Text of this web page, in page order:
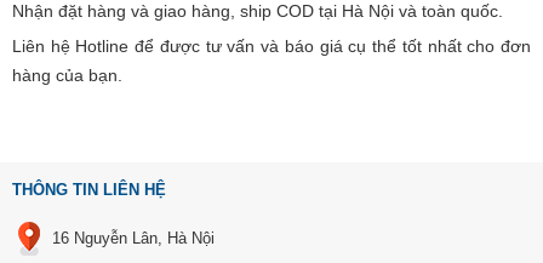
Nhận đặt hàng và giao hàng, ship COD tại Hà Nội và toàn quốc.
Liên hệ Hotline để được tư vấn và báo giá cụ thể tốt nhất cho đơn
hàng của bạn.
THÔNG TIN LIÊN HỆ
16 Nguyễn Lân, Hà Nội